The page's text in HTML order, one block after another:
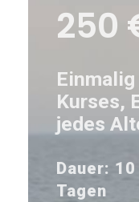
250
Kurses,
jedes
Dauer:
Tagen